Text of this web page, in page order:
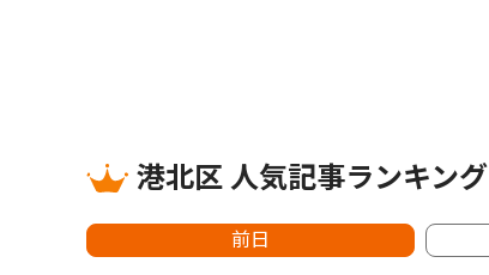
港北区 人気記事ランキング
前日